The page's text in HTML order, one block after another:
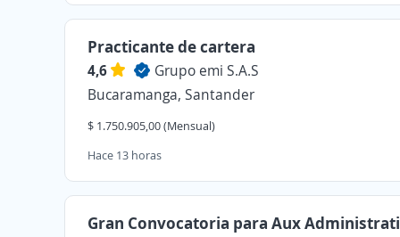
Practicante de cartera
4,6
Grupo emi S.A.S
Bucaramanga, Santander
$ 1.750.905,00 (Mensual)
Hace 13 horas
Gran Convocatoria para Aux